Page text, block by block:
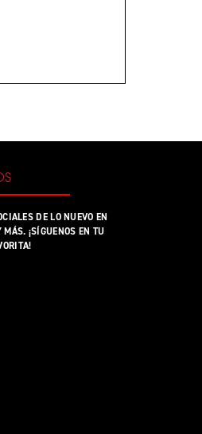
DE LO NUEVO EN
¡SÍGUENOS EN TU